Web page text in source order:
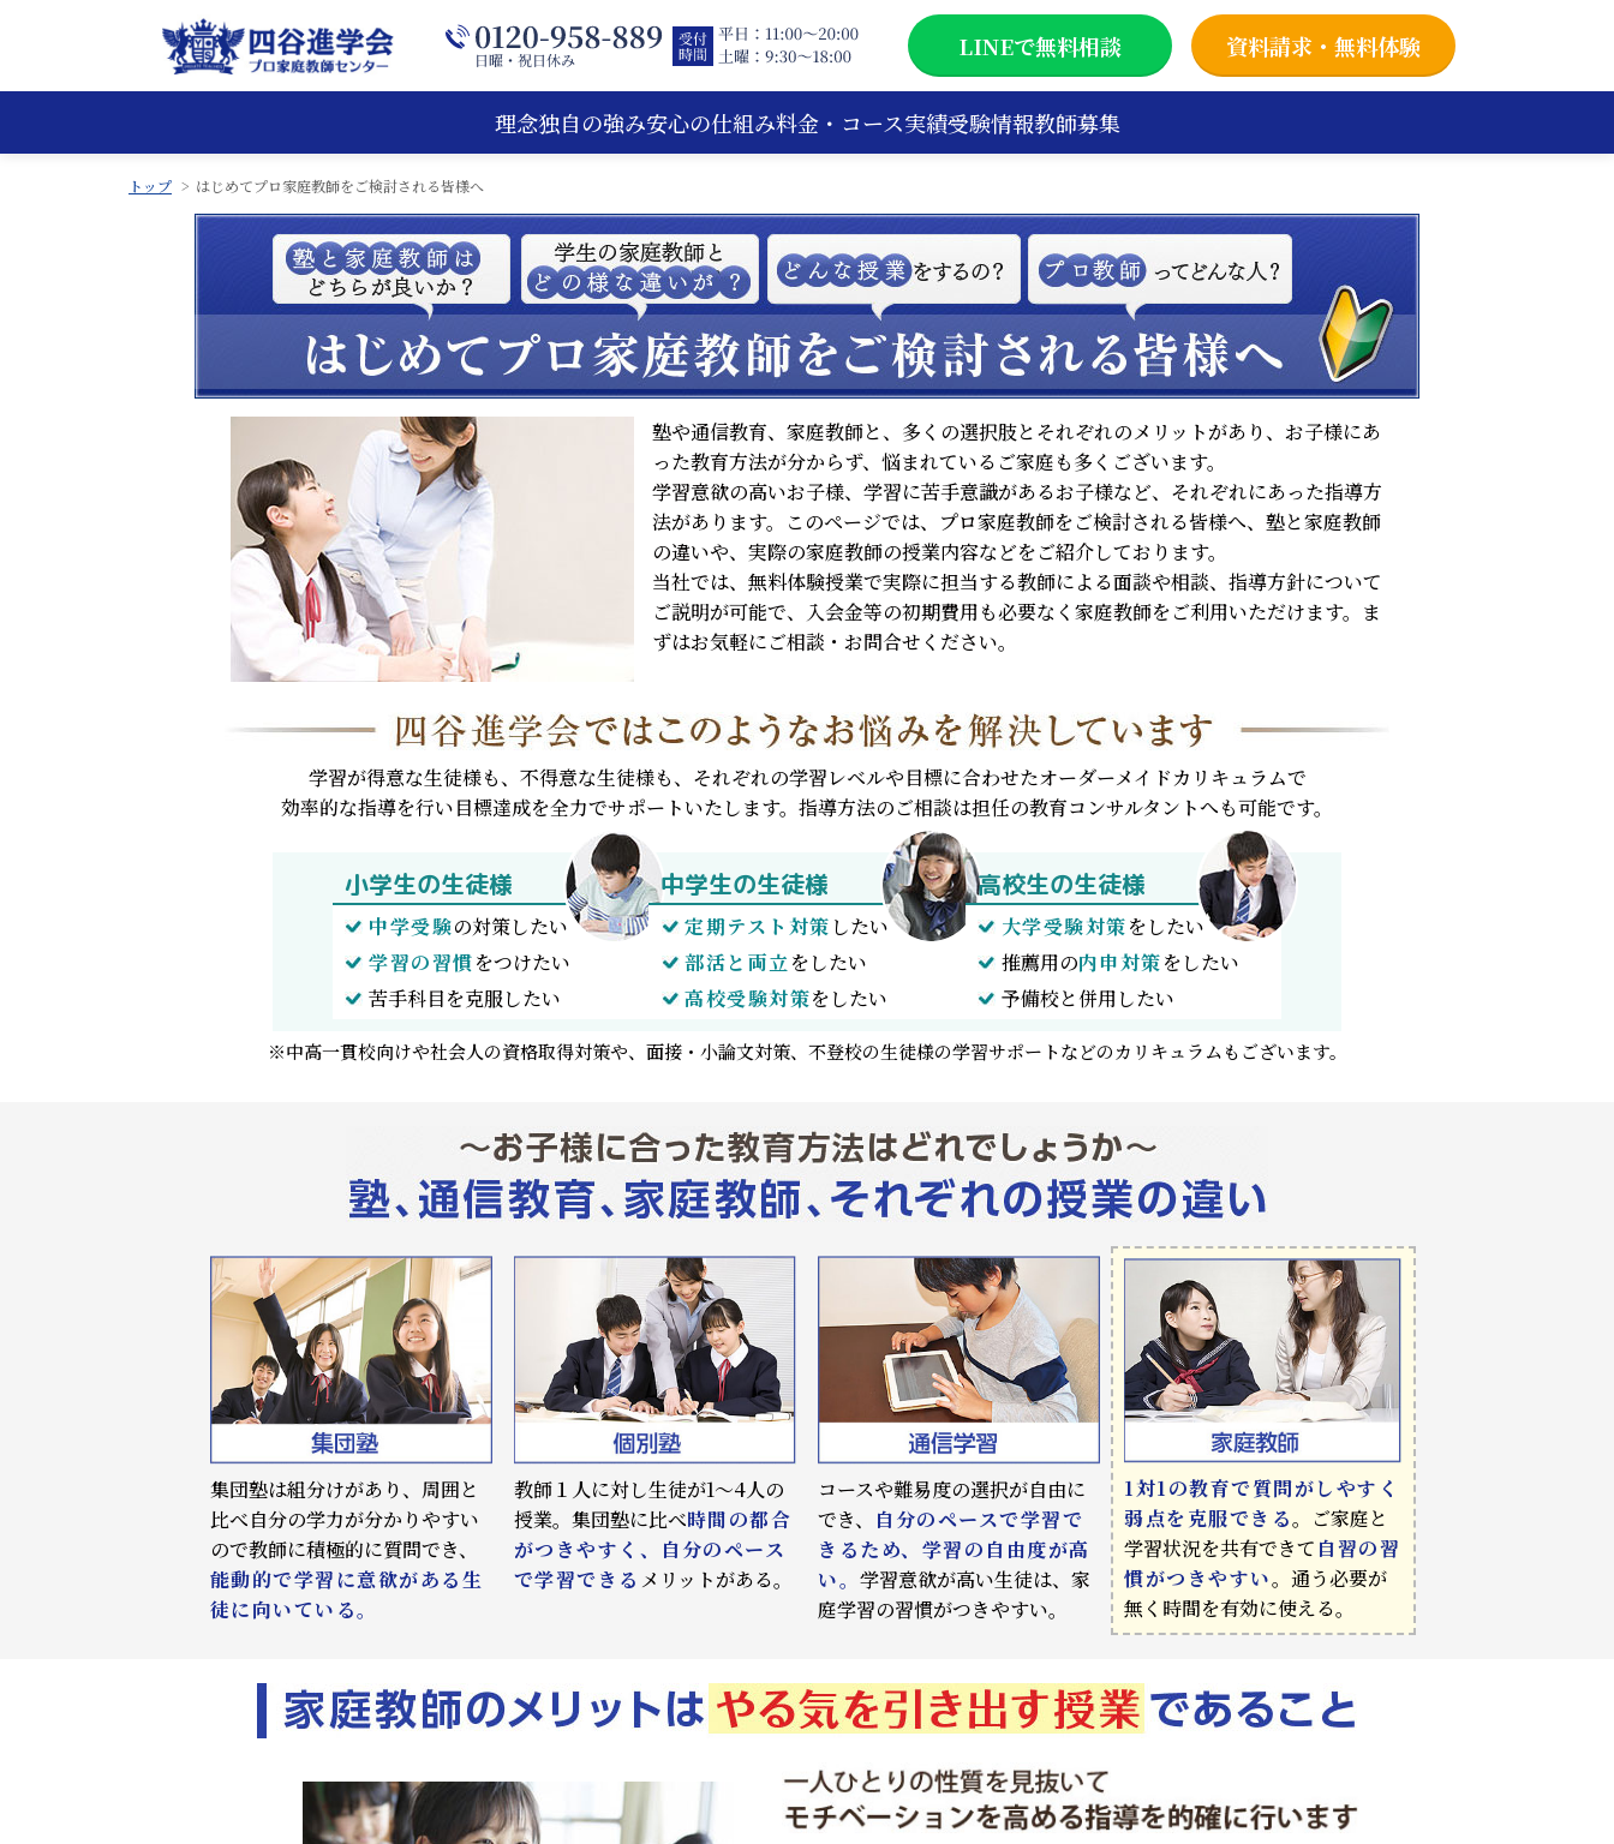
LINEで無料相談 資料請求・無料体験
理念独自の強み安心の仕組み料金・コース実績受験情報教師募集
トップ はじめてプロ家庭教師をご検討される皆様へ
塾や通信教育、家庭教師と、多くの選択肢とそれぞれのメリットがあり、お子様にあ
った教育方法が分からず、悩まれているご家庭も多くございます。
学習意欲の高いお子様、学習に苦手意識があるお子様など、それぞれにあった指導方
法があります。このページでは、プロ家庭教師をご検討される皆様へ、塾と家庭教師
の違いや、実際の家庭教師の授業内容などをご紹介しております。
当社では、無料体験授業で実際に担当する教師による面談や相談、指導方針について
ご説明が可能で、入会金等の初期費用も必要なく家庭教師をご利用いただけます。ま
ずはお気軽にご相談・お問合せください。
学習が得意な生徒様も、不得意な生徒様も、それぞれの学習レベルや目標に合わせたオーダーメイドカリキュラムで
効率的な指導を行い目標達成を全力でサポートいたします。指導方法のご相談は担任の教育コンサルタントへも可能です。
小学生の生徒様
中学受験の対策したい
学習の習慣をつけたい
苦手科目を克服したい
中学生の生徒様
定期テスト対策 したい
部活と両立 をしたい
高校受験対策をしたい
高校生の生徒様
大学受験対策をしたい
推薦用の内申対策をしたい
予備校と併用したい
※中高一貫校向けや社会人の資格取得対策や、面接・小論文対策、不登校の生徒様の学習サポートなどのカリキュラムもございます。
集団塾は組分けがあり、周囲と
比べ自分の学力が分かりやすい
ので教師に積極的に質問でき、
能動的で学習に意欲がある生
徒に向いている。
教師１人に対し生徒が1～4人の
授業。集団塾に比べ時間の都合
がつきやすく、自分のペース
で学習できる メリットがある。
コースや難易度の選択が自由に
でき、
自分のペースで学習で
きるため、学習の自由度が高
い。学習意欲が高い生徒は、家
庭学習の習慣がつきやすい。
1対1の教育で質問がしやすく
弱点を克服できる。ご家庭と
学習状況を共有できて 自習の習
慣がつきやすい。通う必要が
無く時間を有効に使える。